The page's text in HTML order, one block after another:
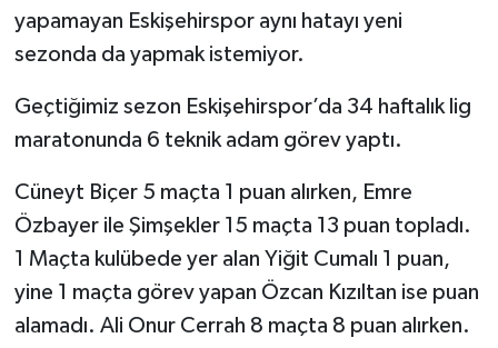
yapamayan Eskişehirspor aynı hatayı yeni
sezonda da yapmak istemiyor.
Geçtiğimiz sezon Eskişehirspor’da 34 haftalık lig
maratonunda 6 teknik adam görev yaptı.
Cüneyt Biçer 5 maçta 1 puan alırken, Emre
Özbayer ile Şimşekler 15 maçta 13 puan topladı.
1 Maçta kulübede yer alan Yiğit Cumalı 1 puan,
yine 1 maçta görev yapan Özcan Kızıltan ise puan
alamadı. Ali Onur Cerrah 8 maçta 8 puan alırken.